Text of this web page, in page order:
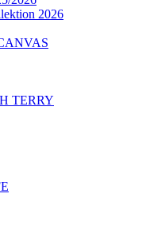
2026
TERRY